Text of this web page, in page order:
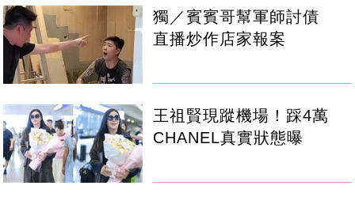
獨／賓賓哥幫軍師討債
直播炒作店家報案
王祖賢現蹤機場！踩4萬
CHANEL真實狀態曝